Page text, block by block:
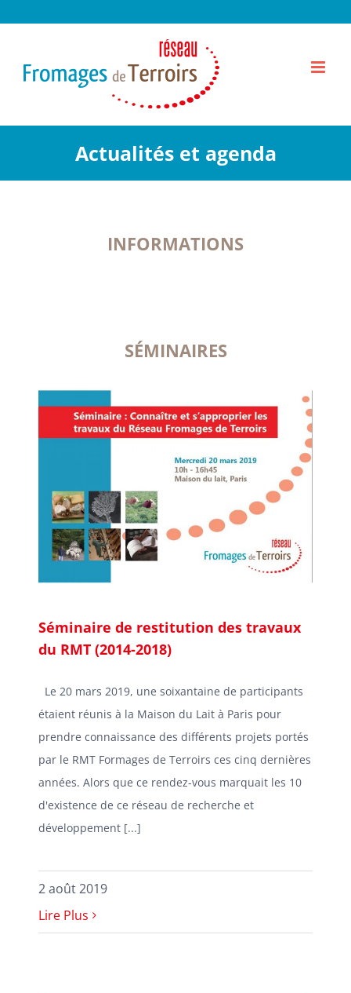
Actualités et agenda
INFORMATIONS
SÉMINAIRES
Séminaire de restitution des travaux
du RMT (2014-2018)
Le 20 mars 2019, une soixantaine de participants
étaient réunis à la Maison du Lait à Paris pour
prendre connaissance des différents projets portés
par le RMT Formages de Terroirs ces cinq dernières
années. Alors que ce rendez-vous marquait les 10
d'existence de ce réseau de recherche et
développement [...]
2 août 2019
Lire Plus